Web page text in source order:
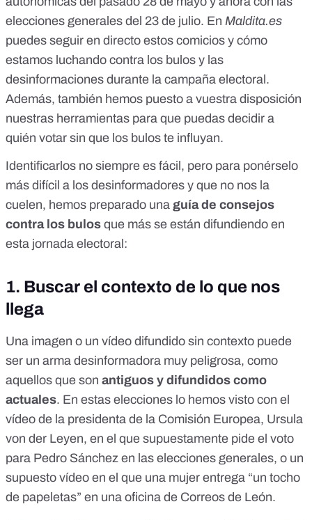
elecciones generales del 23 de julio. En Maldita.es
puedes seguir en directo estos comicios y cómo
estamos luchando contra los bulos y las
desinformaciones durante la campaña electoral.
Además, también hemos puesto a vuestra disposición
nuestras herramientas para que puedas decidir a
quién votar sin que los bulos te influyan.
Identificarlos no siempre es fácil, pero para ponérselo
más difícil a los desinformadores y que no nos la
cuelen, hemos preparado una guía de consejos
contra los bulos que más se están difundiendo en
esta jornada electoral:
1. Buscar el contexto de lo que nos
llega
Una imagen o un vídeo difundido sin contexto puede
ser un arma desinformadora muy peligrosa, como
aquellos que son antiguos y difundidos como
actuales. En estas elecciones lo hemos visto con el
vídeo de la presidenta de la Comisión Europea, Ursula
von der Leyen, en el que supuestamente pide el voto
para Pedro Sánchez en las elecciones generales, o un
supuesto vídeo en el que una mujer entrega “un tocho
de papeletas” en una oficina de Correos de León.